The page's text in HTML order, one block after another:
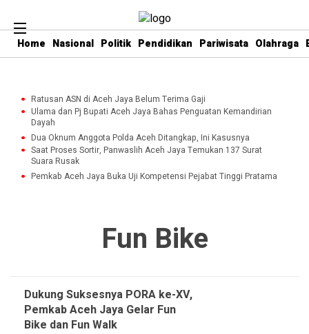
Home Nasional Politik Pendidikan Pariwisata Olahraga
Ratusan ASN di Aceh Jaya Belum Terima Gaji
Ulama dan Pj Bupati Aceh Jaya Bahas Penguatan Kemandirian
Dayah
Dua Oknum Anggota Polda Aceh Ditangkap, Ini Kasusnya
Saat Proses Sortir, Panwaslih Aceh Jaya Temukan 137 Surat
Suara Rusak
Pemkab Aceh Jaya Buka Uji Kompetensi Pejabat Tinggi Pratama
Fun Bike
Dukung Suksesnya PORA ke-XV,
Pemkab Aceh Jaya Gelar Fun
Bike dan Fun Walk